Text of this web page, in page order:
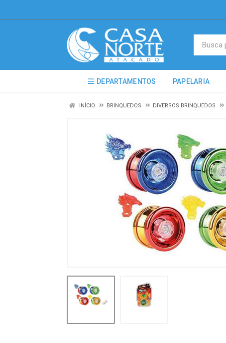
DEPARTAMENTOS PAPELARIA
INÍCIO BRINQUEDOS DIVERSOS BRINQUEDOS